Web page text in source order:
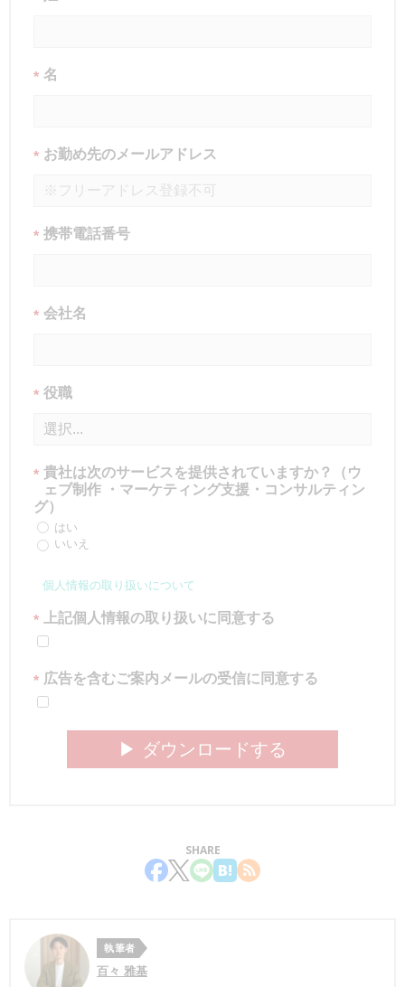
* 名
* お勤め先のメールアドレス
* 携帯電話番号
* 会社名
* 役職
* 貴社は次のサービスを提供されていますか？（ウ
ェブ制作 ・マーケティング支援・コンサルティン
グ）
はい
いいえ
個人情報の取り扱いについて
* 上記個人情報の取り扱いに同意する
* 広告を含むご案内メールの受信に同意する
▶︎ ダウンロードする
SHARE
執筆者
百々 雅基